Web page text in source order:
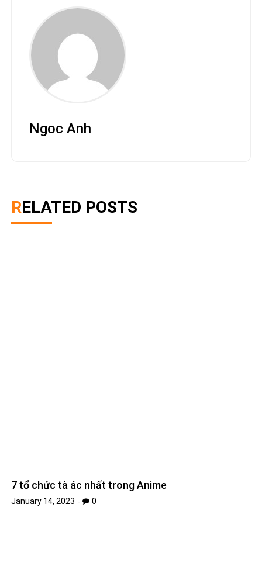
Ngoc Anh
RELATED POSTS